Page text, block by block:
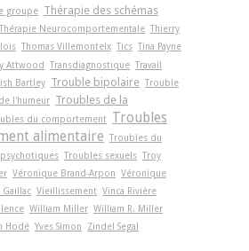
groupe Thérapie des schémas
Thérapie Neurocomportementale Thierry
Thomas Villemonteix Tics Tina Payne
Attwood Transdiagnostique Travail
Bartley Trouble bipolaire Trouble
l'humeur Troubles de la
du comportement
Troubles
alimentaire Troubles du
Troubles sexuels Troy
Véronique Brand-Arpon Véronique
Vieillissement Vinca Rivière
William Miller William R. Miller
Hodé Yves Simon Zindel Segal